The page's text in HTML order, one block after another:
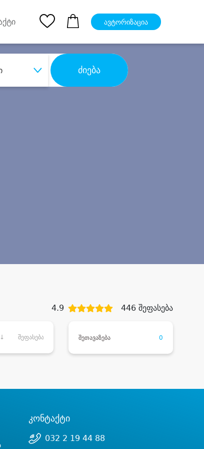
ავტორიზაცია
ძიება
4.9 446 შეფასება
შეფასება შეთავაზება 0
კონტაქტი
032 2 19 44 88